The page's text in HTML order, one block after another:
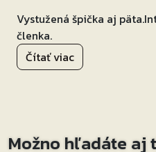
Vystužená špička aj
členka.
Zosilnenie na priehlavku v
Zapínanie pomocou
Čítať viac
Možno hľadáte aj